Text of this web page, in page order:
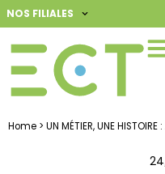
Aller
au
contenu
NOS FILIALES
Home > UN MÉTIER, UNE HISTOIRE